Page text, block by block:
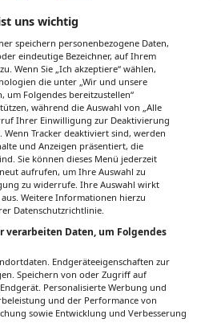
finden Sie die aktuelle Ausgabe der
in den 120
der RegionalMedien
sowie ein Archiv der vergangenen
uns wichtig
speichern personenbezogene Daten,
eindeutige Bezeichner, auf Ihrem
Wenn Sie „Ich akzeptiere“ wählen,
die unter „Wir und unsere
um Folgendes bereitzustellen“
während die Auswahl von „Alle
Ihrer Einwilligung zur Deaktivierung
Tracker deaktiviert sind, werden
und Anzeigen präsentiert, die
Sie können dieses Menü jederzeit
aufrufen, um Ihre Auswahl zu
zu widerrufe. Ihre Auswahl wirkt
Weitere Informationen hierzu
Datenschutzrichtlinie.
verarbeiten Daten, um Folgendes
Endgeräteeigenschaften zur
Speichern von oder Zugriff auf
Personalisierte Werbung und
und der Performance von
sowie Entwicklung und Verbesserung